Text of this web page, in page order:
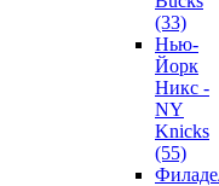
(33)
Нью-
Йорк
Никс -
NY
Knicks
(55)